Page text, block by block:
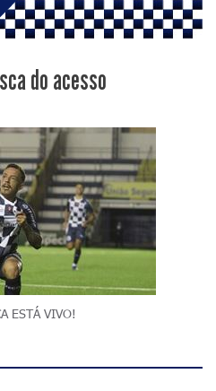
do acesso
ESTÁ VIVO!